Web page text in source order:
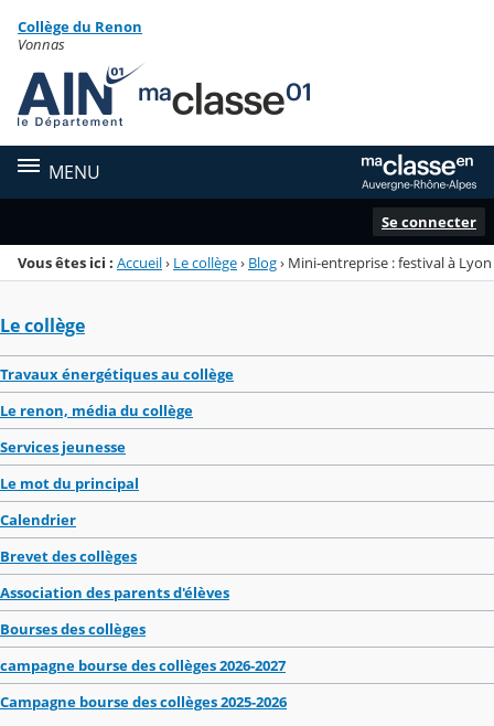
Menu de la rubrique
Contenu
Collège du Renon
Vonnas
MENU
Se connecter
Vous êtes ici : Accueil› Le collège› Blog› Mini-entreprise : festival à Lyon
Le collège
Travaux énergétiques au collège
Le renon, média du collège
Services jeunesse
Le mot du principal
Calendrier
Brevet des collèges
Association des parents d'élèves
Bourses des collèges
campagne bourse des collèges 2026-2027
Campagne bourse des collèges 2025-2026